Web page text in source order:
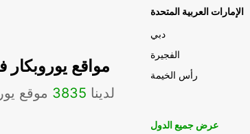
مواقع يوروبكار
لدينا 3835 موقع
الإمارات العربية المتحدة
دبي
الفجيرة
رأس الخيمة
عرض جميع الدول